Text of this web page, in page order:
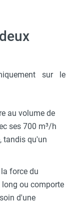
sur le
au volume de
ses 700 m³/h
tandis qu'un
la force du
long ou comporte
d'une